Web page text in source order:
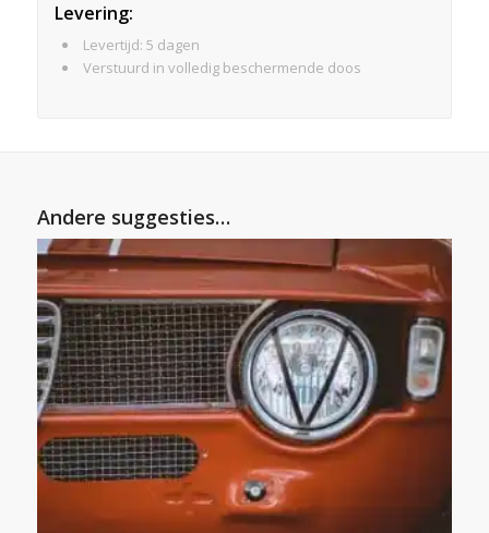
Levering:
Levertijd: 5 dagen
Verstuurd in volledig beschermende doos
Andere suggesties…